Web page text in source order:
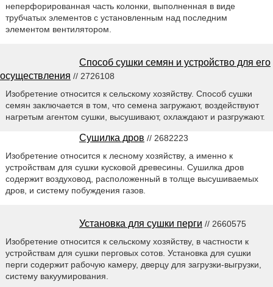
неперфорированная часть колонки, выполненная в виде
трубчатых элементов с установленным над последним
элементом вентилятором.
Способ сушки семян и устройство для его
осуществления // 2726108
Изобретение относится к сельскому хозяйству. Способ сушки
семян заключается в том, что семена загружают, воздействуют
нагретым агентом сушки, высушивают, охлаждают и разгружают.
Сушилка дров // 2682223
Изобретение относится к лесному хозяйству, а именно к
устройствам для сушки кусковой древесины. Сушилка дров
содержит воздуховод, расположенный в толще высушиваемых
дров, и систему побуждения газов.
Установка для сушки перги // 2660575
Изобретение относится к сельскому хозяйству, в частности к
устройствам для сушки перговых сотов. Установка для сушки
перги содержит рабочую камеру, дверцу для загрузки-выгрузки,
систему вакуумирования.